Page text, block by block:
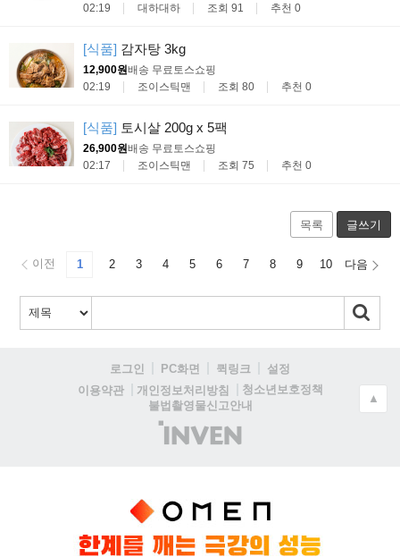
02:19
대하대하 조회 91 추천 0
[식품] 감자탕 3kg
12,900원배송 무료 토스쇼핑
02:19
조이스틱맨 조회 80 추천 0
[식품] 토시살 200g x 5팩
26,900원배송 무료 토스쇼핑
02:17
조이스틱맨 조회 75 추천 0
목록 글쓰기
이전 1 2 3 4 5 6 7 8 9 10 다음
로그인 PC화면 퀵링크
설정
이용약관
개인정보처리방침
청소년보호정책
불법촬영물신고안내
(주)
인
▲